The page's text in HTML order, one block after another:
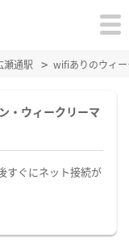
瀬通駅 wifiありのウィ
・ウィークリーマ
すぐにネット接続が